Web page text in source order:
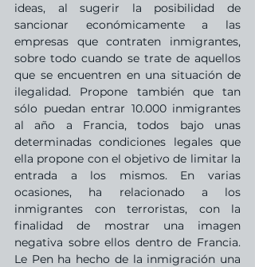
ideas, al sugerir la posibilidad de
sancionar económicamente a las
empresas que contraten inmigrantes,
sobre todo cuando se trate de aquellos
que se encuentren en una situación de
ilegalidad. Propone también que tan
sólo puedan entrar 10.000 inmigrantes
al año a Francia, todos bajo unas
determinadas condiciones legales que
ella propone con el objetivo de limitar la
entrada a los mismos. En varias
ocasiones, ha relacionado a los
inmigrantes con terroristas, con la
finalidad de mostrar una imagen
negativa sobre ellos dentro de Francia.
Le Pen ha hecho de la inmigración una